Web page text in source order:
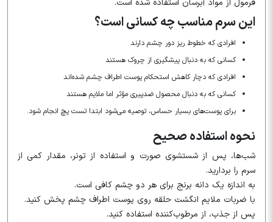
فرمول از مواد آبرسان استفاده شده است.
این سرم مناسب چه کسانی است؟
افرادی که خطوط ریز دور چشم دارند
کسانی که به دنبال پیشگیری از چروک هستند
افرادی که دچار کاهش استحکام پوست اطراف چشم شده‌اند
کسانی که به دنبال محصول ضدپیری مؤثر اما ملایم هستند
برای پوست‌های بسیار حساس، توصیه می‌شود ابتدا تست پچ انجام شود.
نحوه استفاده صحیح
شب‌ها، پس از شستشوی صورت و استفاده از تونر، مقدار کمی از
سرم را بردارید.
به اندازه یک دانه برنج برای هر دو چشم کافی است.
با ضربات ملایم انگشت حلقه روی پوست اطراف چشم پخش کنید.
پس از جذب، از مرطوب‌کننده استفاده کنید.